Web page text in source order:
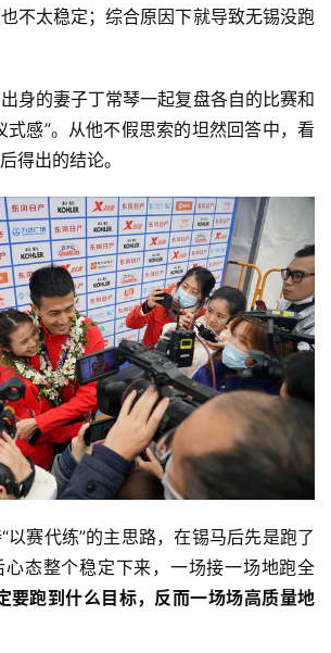
不太稳定；综合原因下就导致无锡没跑
身的妻子丁常琴一起复盘各自的比赛和
式感”。从他不假思索的坦然回答中，看
得出的结论。
以赛代练”的主思路，在锡马后先是跑了
态整个稳定下来，一场接一场地跑全
要跑到什么目标，反而一场场高质量地